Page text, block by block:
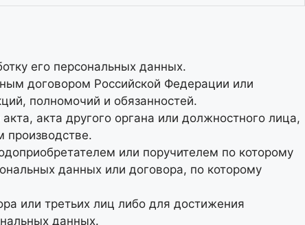
его персональных данных.
договором Российской Федерации или
полномочий и обязанностей.
акта другого органа или должностного лица,
производстве.
или поручителем по которому
данных или договора, по которому
или третьих лиц либо для достижения
данных.